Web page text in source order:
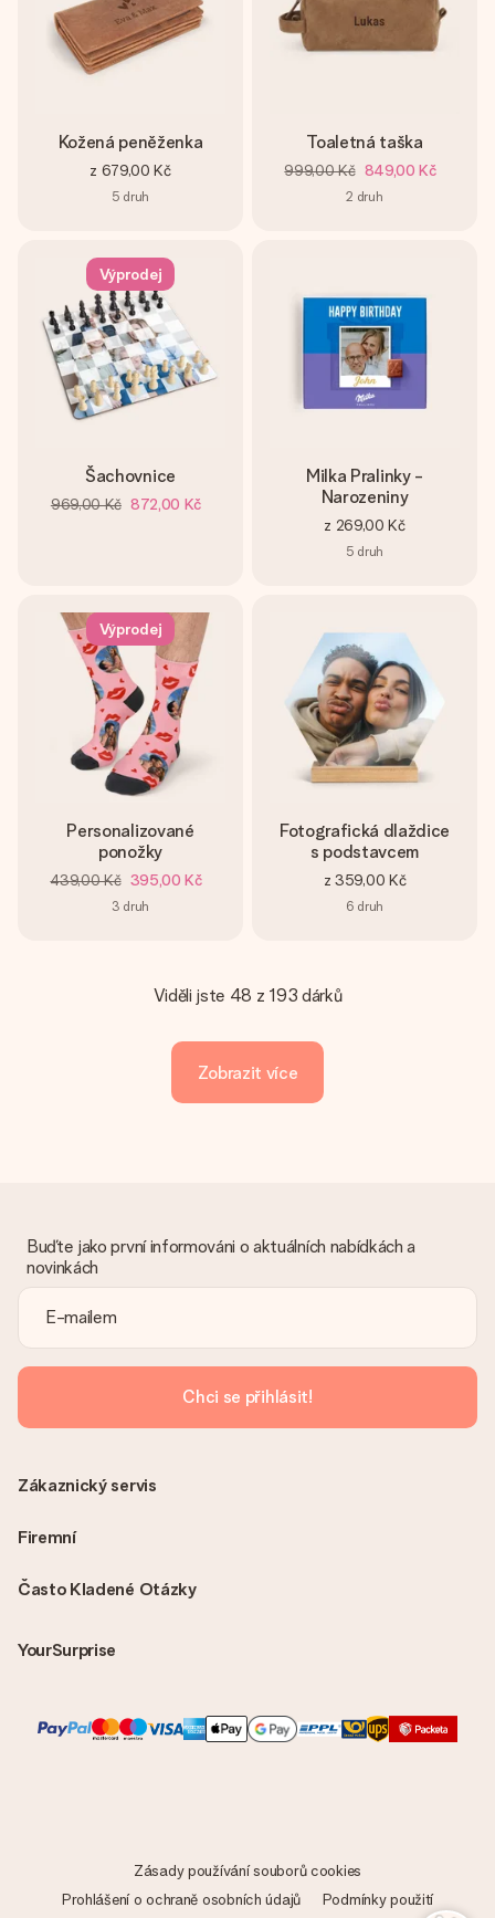
Kožená peněženka
z 679,00 Kč
5 druh
Toaletná taška
999,00 Kč 849,00 Kč
2 druh
Výprodej
Šachovnice
969,00 Kč 872,00 Kč
Milka Pralinky -
Narozeniny
z 269,00 Kč
5 druh
Výprodej
Personalizované
ponožky
439,00 Kč 395,00 Kč
3 druh
Fotografická dlaždice
s podstavcem
z 359,00 Kč
6 druh
Viděli jste 48 z 193 dárků
Zobrazit více
Buďte jako první informováni o aktuálních nabídkách a
novinkách
Chci se přihlásit!
Často Kladené Otázky
YourSurprise
Zákaznický servis
Firemní
Zásady používání souborů cookies
Prohlášení o ochraně osobních údajů
Podmínky použití